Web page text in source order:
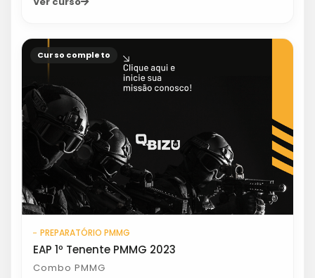
Curso completo
PREPARATÓRIO PMMG
EAP 1º Tenente PMMG 2023
Combo PMMG